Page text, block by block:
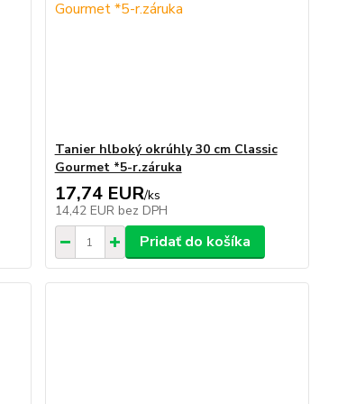
Tanier hlboký okrúhly 30 cm Classic
Gourmet *5-r.záruka
17,74 EUR/ks
14,42 EUR bez DPH
Pridať do košíka